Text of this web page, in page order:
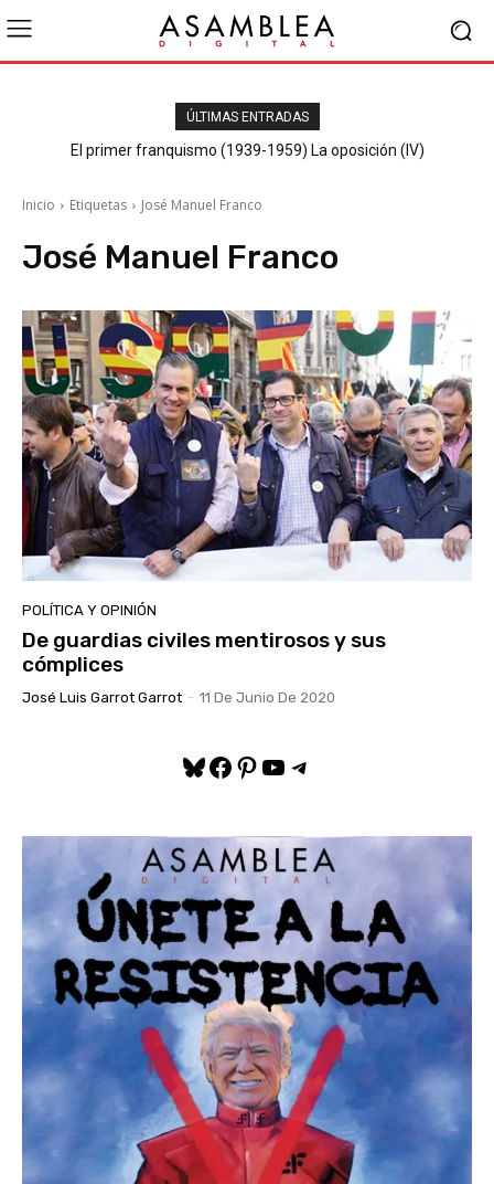
ÚLTIMAS ENTRADAS
El primer franquismo (1939-1959) La oposición (IV)
Inicio Etiquetas José Manuel Franco
José Manuel Franco
POLÍTICA Y OPINIÓN
De guardias civiles mentirosos y sus
cómplices
José Luis Garrot Garrot - 11 De Junio De 2020
Bluesky
Facebook
Pinterest
YouTube
Telegram